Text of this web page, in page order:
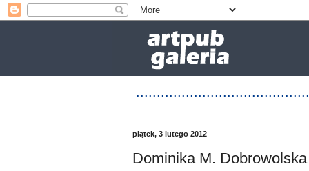
piątek, 3 lutego 2012
Dominika M.